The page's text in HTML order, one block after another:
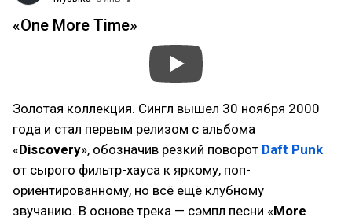
«One More Time»
Золотая коллекция. Сингл вышел 30 ноября 2000
года и стал первым релизом с альбома
«Discovery», обозначив резкий поворот Daft Punk
от сырого фильтр-хауса к яркому, поп-
ориентированному, но всё ещё клубному
звучанию. В основе трека — сэмпл песни «More